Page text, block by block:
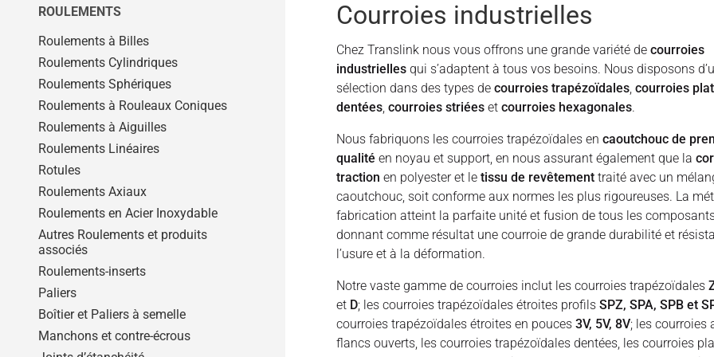
ROULEMENTS
Roulements à Billes
Roulements Cylindriques
Roulements Sphériques
Roulements à Rouleaux Coniques
Roulements à Aiguilles
Roulements Linéaires
Rotules
Roulements Axiaux
Roulements en Acier Inoxydable
Autres Roulements et produits
associés
Roulements-inserts
Paliers
Boîtier et Paliers à semelle
Manchons et contre-écrous
Courroies industrielles
Chez Translink nous vous offrons une grande variété de courroies
industrielles qui s’adaptent à tous vos besoins. Nous disposons
sélection dans des types de courroies trapézoïdales, courroies
dentées, courroies striées et courroies hexagonales.
Nous fabriquons les courroies trapézoïdales en caoutchouc de
qualité en noyau et support, en nous assurant également que la
traction en polyester et le tissu de revêtement traité avec un
caoutchouc, soit conforme aux normes les plus rigoureuses. La
fabrication atteint la parfaite unité et fusion de tous les
donnant comme résultat une courroie de grande durabilité et
l’usure et à la déformation.
Notre vaste gamme de courroies inclut les courroies trapézoïdales
et D; les courroies trapézoïdales étroites profils SPZ, SPA, SPB et
courroies trapézoïdales étroites en pouces 3V, 5V, 8V; les courroies
flancs ouverts, les courroies trapézoïdales dentées, les courroies